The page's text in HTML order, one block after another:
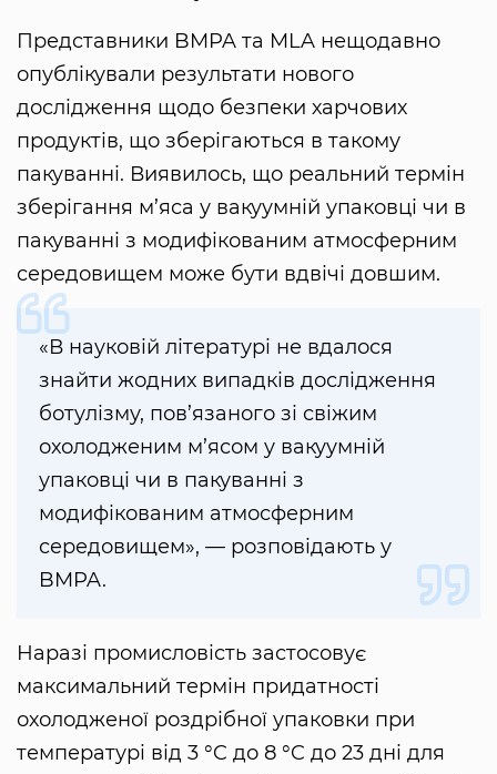
Представники BMPA та MLA нещодавно
опублікували результати нового
дослідження щодо безпеки харчових
продуктів, що зберігаються в такому
пакуванні. Виявилось, що реальний термін
зберігання м’яса у вакуумній упаковці чи в
пакуванні з модифікованим атмосферним
середовищем може бути вдвічі довшим.
«В науковій літературі не вдалося
знайти жодних випадків дослідження
ботулізму, пов’язаного зі свіжим
охолодженим м’ясом у вакуумній
упаковці чи в пакуванні з
модифікованим атмосферним
середовищем», — розповідають у
BMPA.
Наразі промисловість застосовує
максимальний термін придатності
охолодженої роздрібної упаковки при
температурі від 3 °C до 8 °C до 23 дні для